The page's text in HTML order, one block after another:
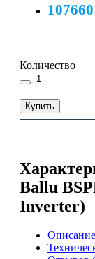
Количество
Купить
Ballu
Inverter)
Описание